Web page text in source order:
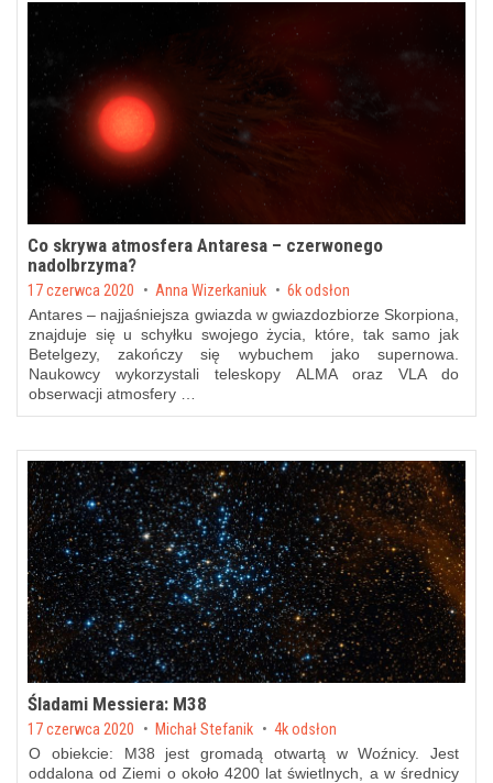
Co skrywa atmosfera Antaresa – czerwonego
nadolbrzyma?
Posted on
17 czerwca 2020 by Anna Wizerkaniuk 6k odsłon
Antares – najjaśniejsza gwiazda w gwiazdozbiorze Skorpiona,
znajduje się u schyłku swojego życia, które, tak samo jak
Betelgezy, zakończy się wybuchem jako supernowa.
Naukowcy wykorzystali teleskopy ALMA oraz VLA do
obserwacji atmosfery …
Śladami Messiera: M38
Posted on
17 czerwca 2020 by Michał Stefanik 4k odsłon
O obiekcie: M38 jest gromadą otwartą w Woźnicy. Jest
oddalona od Ziemi o około 4200 lat świetlnych, a w średnicy